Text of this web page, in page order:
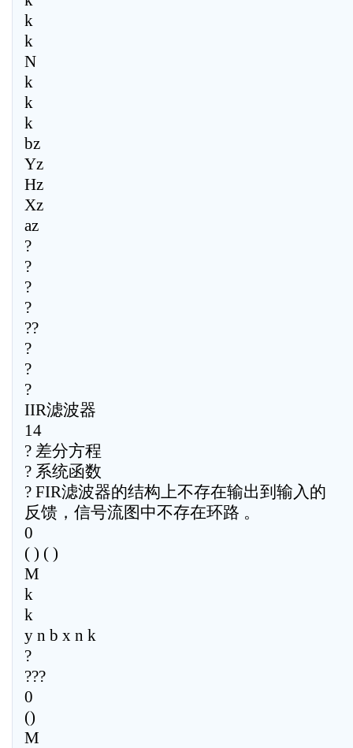
k
k
N
k
k
k
bz
Yz
Hz
Xz
az
?
?
?
?
??
?
?
?
IIR滤波器
14
? 差分方程
? 系统函数
? FIR滤波器的结构上不存在输出到输入的
反馈，信号流图中不存在环路 。
0
( ) ( )
M
k
k
y n b x n k
?
???
0
()
M